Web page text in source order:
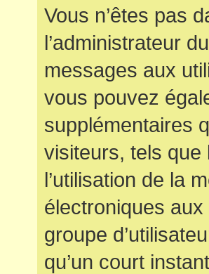
Vous n’êtes pas
l’administrateur
messages aux
vous pouvez
supplémentaires
visiteurs, tels que
l’utilisation de la
électroniques aux
groupe
qu’un court